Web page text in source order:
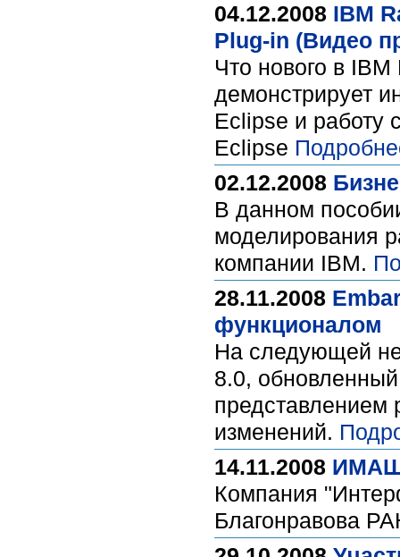
04.12.2008 IBM
Plug-in (Видео
Что нового в
демонстрирует
Eclipse и работу
Eclipse
02.12.2008
В данном
моделирования
компании IBM.
28.11.2008
функционалом
На следующей
8.0,
представлением
изменений.
14.11.2008
Компания
Благонравова